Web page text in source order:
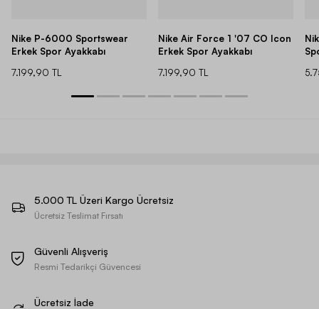
Nike P-6000 Sportswear
Erkek Spor Ayakkabı
7.199,90 TL
Nike Air Force 1 '07 CO Icon
Erkek Spor Ayakkabı
7.199,90 TL
5.000 TL Üzeri Kargo Ücretsiz
Ücretsiz Teslimat Fırsatı
Güvenli Alışveriş
Resmi Tedarikçi Güvencesi
Ücretsiz İade